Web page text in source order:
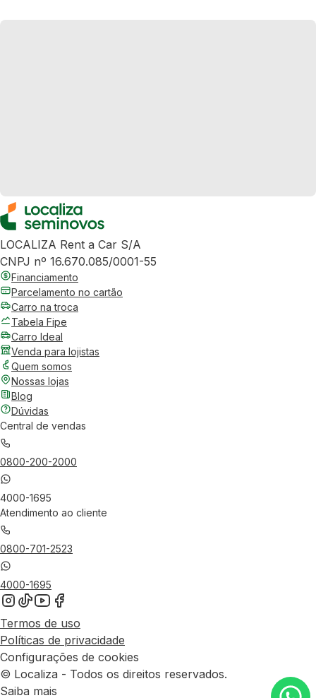
LOCALIZA Rent a Car S/A
CNPJ nº 16.670.085/0001-55
Financiamento
Parcelamento no cartão
Carro na troca
Tabela Fipe
Carro Ideal
Venda para lojistas
Quem somos
Nossas lojas
Blog
Dúvidas
Central de vendas
0800-200-2000
4000-1695
Atendimento ao cliente
0800-701-2523
4000-1695
Termos de uso
Políticas de privacidade
Configurações de cookies
© Localiza - Todos os direitos reservados.
Saiba mais